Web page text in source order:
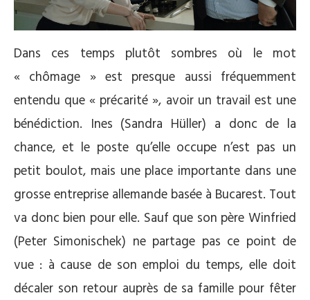
Dans ces temps plutôt sombres où le mot
« chômage » est presque aussi fréquemment
entendu que « précarité », avoir un travail est une
bénédiction. Ines (Sandra Hüller) a donc de la
chance, et le poste qu’elle occupe n’est pas un
petit boulot, mais une place importante dans une
grosse entreprise allemande basée à Bucarest. Tout
va donc bien pour elle. Sauf que son père Winfried
(Peter Simonischek) ne partage pas ce point de
vue : à cause de son emploi du temps, elle doit
décaler son retour auprès de sa famille pour fêter